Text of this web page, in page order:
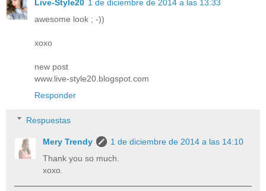
Live-Style20 1 de diciembre de 2014 a las 13:33
awesome look ; -))
xoxo
new post
www.live-style20.blogspot.com
Responder
Respuestas
Mery Trendy
1 de diciembre de 2014 a las 14:10
Thank you so much.
xoxo.